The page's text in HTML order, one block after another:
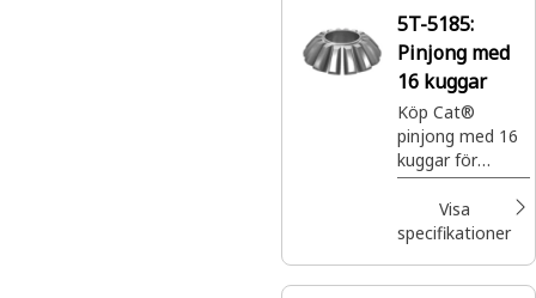
5T-5185:
Pinjong med
16 kuggar
Köp Cat®
pinjong med 16
kuggar för
differentialdrev.
Den här
kuggpinjongen
överföra kraft
Visa
specifikationer